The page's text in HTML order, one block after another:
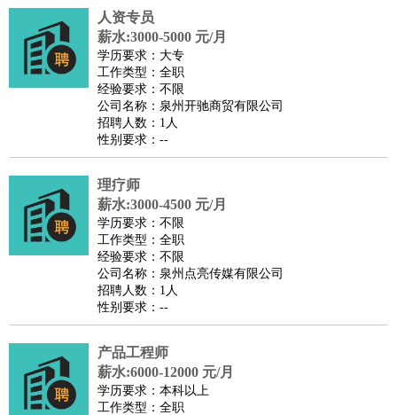
小语种
医疗/药剂： 医生 护士 药剂师 理疗师
运动/健身： 健身教练 瑜伽教练
助理 体育解说员 体育记者 足球教练
污水处理 环保检测
房地产：房产销售 置业顾问
房产内勤 房产评估师
建筑/装修： 土木工程 工程监理
测绘员 建筑工 装修工
文员 前台 秘书 人事专员 人事经理 行政助理
招聘专员 招聘经理
高级管理：总监 总裁助理 副总裁 总经理 合伙人 CEO CTO CFO
CPO
农林牧渔： 养殖人员 饲养业务 农艺师 畜牧师
好玩职业： 酒店试睡员 美食品尝师
人资专员
薪水:3000-5000 元/月
学历要求：大专
工作类型：全职
经验要求：不限
公司名称：泉州开驰商贸有限公司
招聘人数：1人
性别要求：--
理疗师
薪水:3000-4500 元/月
学历要求：不限
工作类型：全职
经验要求：不限
公司名称：泉州点亮传媒有限公司
招聘人数：1人
性别要求：--
产品工程师
薪水:6000-12000 元/月
学历要求：本科以上
工作类型：全职